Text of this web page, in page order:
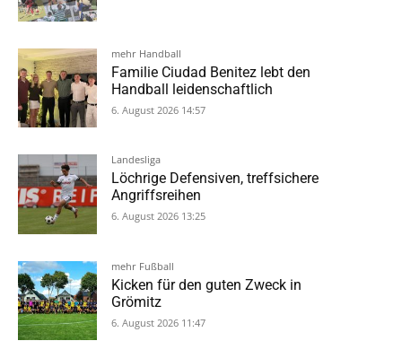
mehr Handball
Familie Ciudad Benitez lebt den
Handball leidenschaftlich
6. August 2026 14:57
Landesliga
Löchrige Defensiven, treffsichere
Angriffsreihen
6. August 2026 13:25
mehr Fußball
Kicken für den guten Zweck in
Grömitz
6. August 2026 11:47